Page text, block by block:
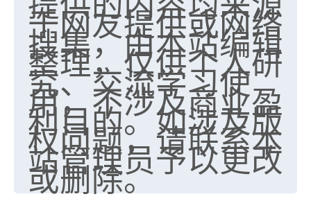
于网友提供或网络
搜集，由本站编辑
整理，仅供个人研
究、交流学习使
用，不涉及商业盈
利目的。如涉及版
权问题，请联系本
站管理员予以更改
或删除。
2天前 来自云南 11
优秀的张同学
老师收徒吗？？我对这些很感兴趣
2天前 来自山西 15